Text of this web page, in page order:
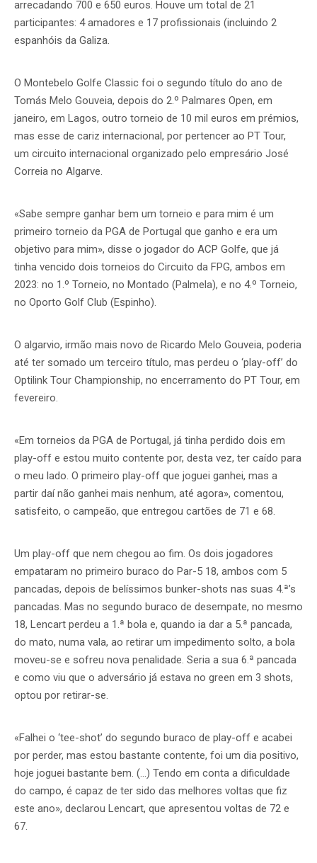
arrecadando 700 e 650 euros. Houve um total de 21
participantes: 4 amadores e 17 profissionais (incluindo 2
espanhóis da Galiza.
O Montebelo Golfe Classic foi o segundo título do ano de
Tomás Melo Gouveia, depois do 2.º Palmares Open, em
janeiro, em Lagos, outro torneio de 10 mil euros em prémios,
mas esse de cariz internacional, por pertencer ao PT Tour,
um circuito internacional organizado pelo empresário José
Correia no Algarve.
«Sabe sempre ganhar bem um torneio e para mim é um
primeiro torneio da PGA de Portugal que ganho e era um
objetivo para mim», disse o jogador do ACP Golfe, que já
tinha vencido dois torneios do Circuito da FPG, ambos em
2023: no 1.º Torneio, no Montado (Palmela), e no 4.º Torneio,
no Oporto Golf Club (Espinho).
O algarvio, irmão mais novo de Ricardo Melo Gouveia, poderia
até ter somado um terceiro título, mas perdeu o ‘play-off’ do
Optilink Tour Championship, no encerramento do PT Tour, em
fevereiro.
«Em torneios da PGA de Portugal, já tinha perdido dois em
play-off e estou muito contente por, desta vez, ter caído para
o meu lado. O primeiro play-off que joguei ganhei, mas a
partir daí não ganhei mais nenhum, até agora», comentou,
satisfeito, o campeão, que entregou cartões de 71 e 68.
Um play-off que nem chegou ao fim. Os dois jogadores
empataram no primeiro buraco do Par-5 18, ambos com 5
pancadas, depois de belíssimos bunker-shots nas suas 4.ª’s
pancadas. Mas no segundo buraco de desempate, no mesmo
18, Lencart perdeu a 1.ª bola e, quando ia dar a 5.ª pancada,
do mato, numa vala, ao retirar um impedimento solto, a bola
moveu-se e sofreu nova penalidade. Seria a sua 6.ª pancada
e como viu que o adversário já estava no green em 3 shots,
optou por retirar-se.
«Falhei o ‘tee-shot’ do segundo buraco de play-off e acabei
por perder, mas estou bastante contente, foi um dia positivo,
hoje joguei bastante bem. (…) Tendo em conta a dificuldade
do campo, é capaz de ter sido das melhores voltas que fiz
este ano», declarou Lencart, que apresentou voltas de 72 e
67.